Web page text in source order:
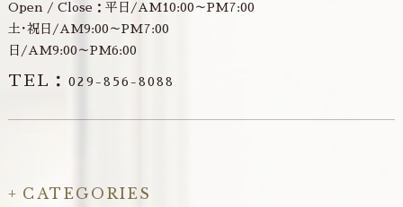
Open / Close：平日/AM10:00～PM7:00
土･祝日/AM9:00～PM7:00
日/AM9:00～PM6:00
TEL：029-856-8088
CATEGORIES